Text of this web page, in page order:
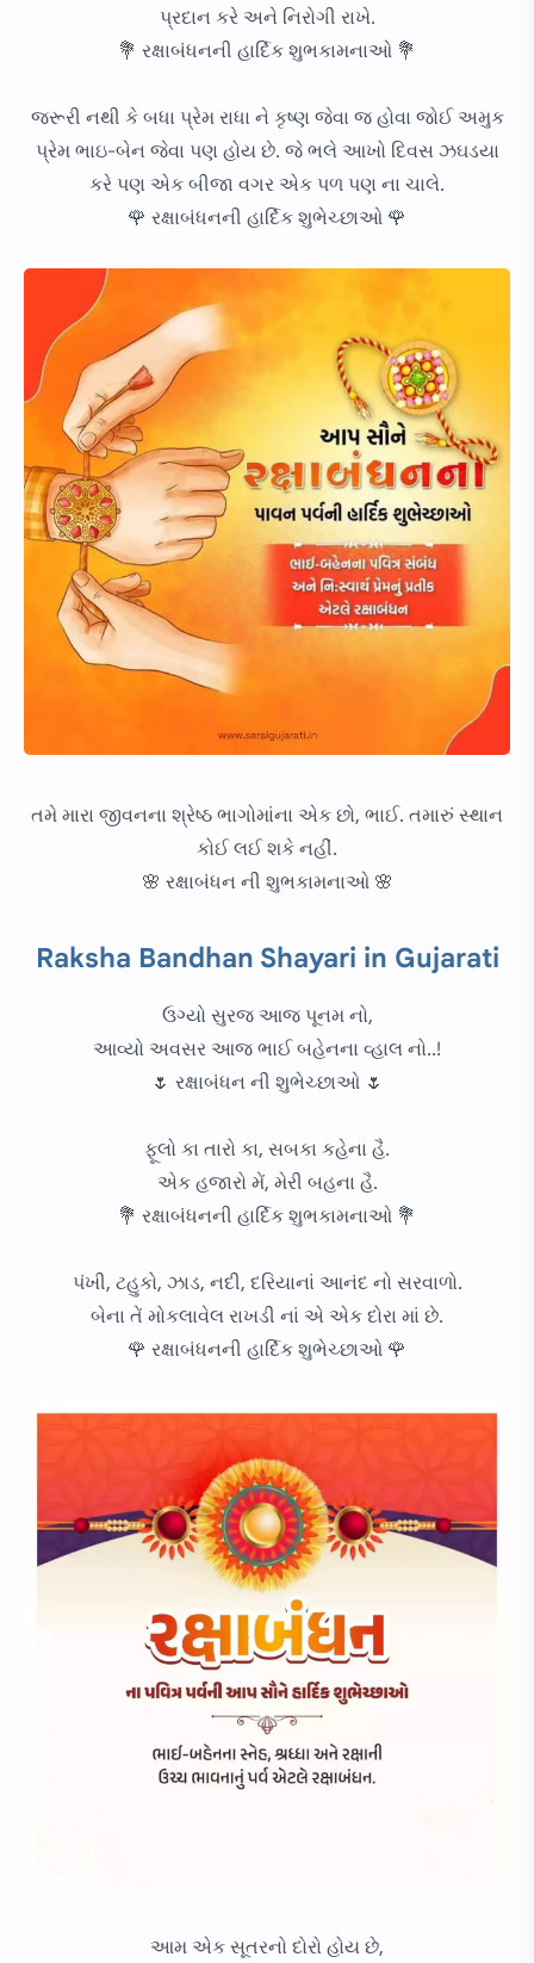
પ્રદાન કરે અને નિરોગી રાખે.
💐 રક્ષાબંધનની હાર્દિક શુભકામનાઓ 💐
જરૂરી નથી કે બધા પ્રેમ રાધા ને કૃષ્ણ જેવા જ હોવા જોઈ અમુક
પ્રેમ ભાઇ-બેન જેવા પણ હોય છે. જે ભલે આખો દિવસ ઝઘડયા
કરે પણ એક બીજા વગર એક પળ પણ ના ચાલે.
🌹 રક્ષાબંધનની હાર્દિક શુભેચ્છાઓ 🌹
તમે મારા જીવનના શ્રેષ્ઠ ભાગોમાંના એક છો, ભાઈ. તમારું સ્થાન
કોઈ લઈ શકે નહીં.
🌸 રક્ષાબંધન ની શુભકામનાઓ 🌸
Raksha Bandhan Shayari in Gujarati
ઉગ્યો સુરજ આજ પૂનમ નો,
આવ્યો અવસર આજ ભાઈ બહેનના વ્હાલ નો..!
🌷 રક્ષાબંધન ની શુભેચ્છાઓ 🌷
ફૂલો કા તારો કા, સબકા કહેના હૈ.
એક હજારો મેં, મેરી બહના હૈ.
💐 રક્ષાબંધનની હાર્દિક શુભકામનાઓ 💐
પંખી, ટહુકો, ઝાડ, નદી, દરિયાનાં આનંદ નો સરવાળો.
બેના તેં મોકલાવેલ રાખડી નાં એ એક દોરા માં છે.
🌹 રક્ષાબંધનની હાર્દિક શુભેચ્છાઓ 🌹
આમ એક સૂતરનો દોરો હોય છે,